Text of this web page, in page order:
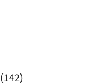
(142)